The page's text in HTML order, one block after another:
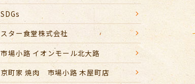
SDGs
スター食堂株式会社
市場小路 イオンモール北大路
京町家 焼肉 市場小路 木屋町店